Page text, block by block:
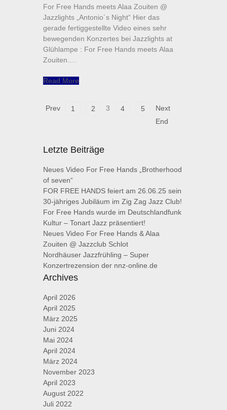
For Free Hands meets Alaa Zouiten @
Jazzlights „Antonio´s Night“ Hier das
gerade fertiggestellte Video eines sehr
bewegenden Konzertes bei Jazzlights at
Glühlampe : For Free Hands meets Alaa
Zouiten….
Read More
Prev 1 2 3 4 5
Next
End
Letzte Beiträge
Neues Video For Free Hands „Brotherhood
of seven“
FOR FREE HANDS feiert am 26.06.25 sein
30-jähriges Jubiläum im Zig Zag Jazz Club!
For Free Hands wurde im Deutschlandfunk
Kultur – Tonart Jazz präsentiert!
Neues Video For Free Hands & Alaa
Zouiten @ Jazzclub Schlot
Nordhäuser Jazzfrühling – Super
Konzertrezension der nnz-online.de
Archives
April 2026
April 2025
März 2025
Juni 2024
Mai 2024
April 2024
März 2024
November 2023
April 2023
August 2022
Juli 2022